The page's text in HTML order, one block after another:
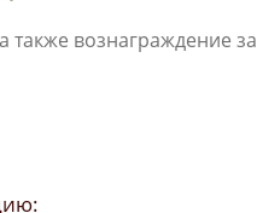
также вознаграждение за